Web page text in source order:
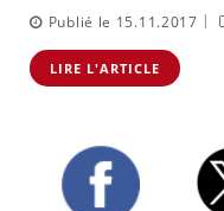
Publié le 15.11.2017 |
LIRE L'ARTICLE